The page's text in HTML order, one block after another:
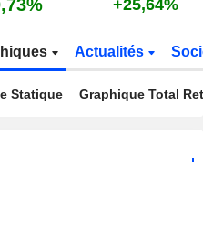
+25,64%
Actualités
Statique Graphique Total